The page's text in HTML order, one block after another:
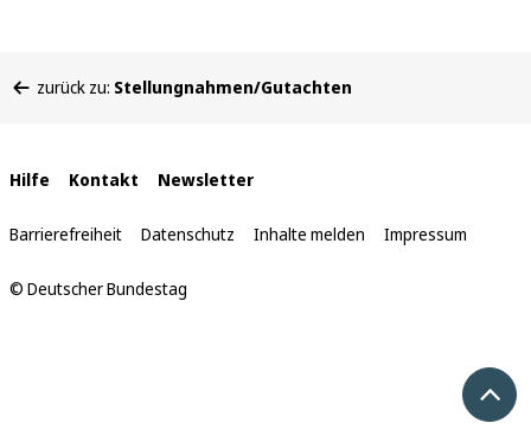
befinden
zurück zu: Stellungnahmen/Gutachten
Interne
Links
Hilfe Kontakt Newsletter
Barrierefreiheit Datenschutz Inhalte melden Impressum
© Deutscher Bundestag